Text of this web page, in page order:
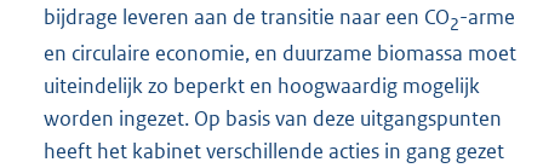
bijdrage leveren aan de transitie naar een CO2-arme
en circulaire economie, en duurzame biomassa moet
uiteindelijk zo beperkt en hoogwaardig mogelijk
worden ingezet. Op basis van deze uitgangspunten
heeft het kabinet verschillende acties in gang gezet